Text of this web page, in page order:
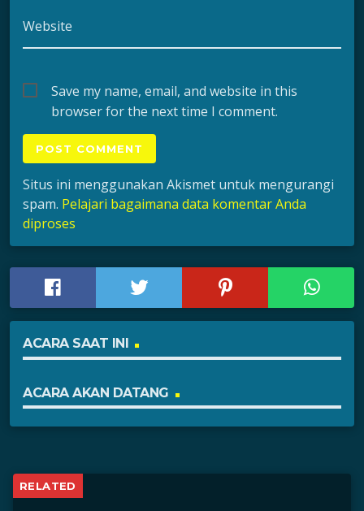
Website
Save my name, email, and website in this
browser for the next time I comment.
Situs ini menggunakan Akismet untuk mengurangi
spam. Pelajari bagaimana data komentar Anda
diproses
ACARA SAAT INI
ACARA AKAN DATANG
RELATED